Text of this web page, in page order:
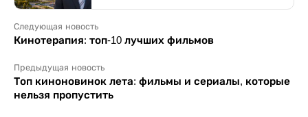
Следующая новость
Кинотерапия: топ-10 лучших фильмов
Предыдущая новость
Топ киноновинок лета: фильмы и сериалы, которые
нельзя пропустить